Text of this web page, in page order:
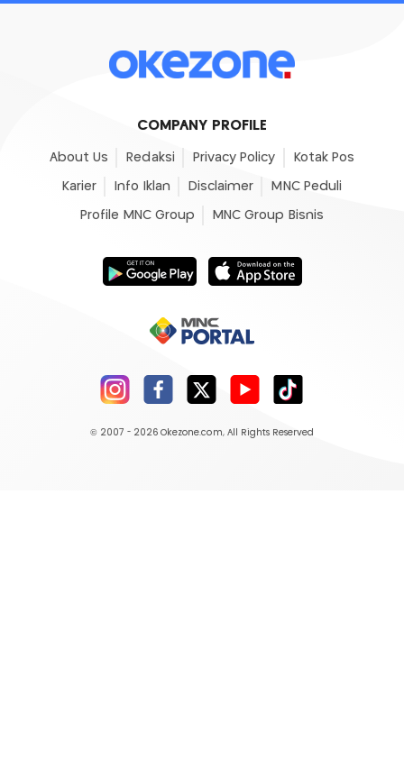
COMPANY PROFILE
About Us Redaksi Privacy Policy Kotak Pos
Karier Info Iklan Disclaimer MNC Peduli
Profile MNC Group MNC Group Bisnis
© 2007 - 2026 Okezone.com, All Rights Reserved